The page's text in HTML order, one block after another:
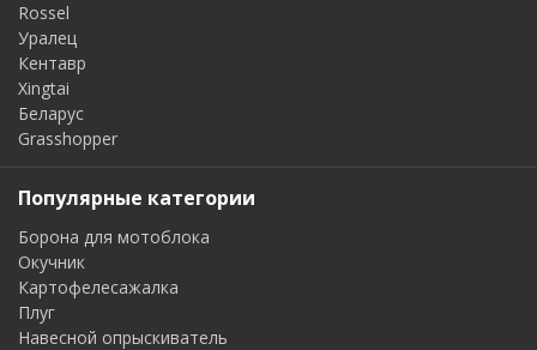
Rossel
Уралец
Кентавр
Xingtai
Беларус
Grasshopper
Популярные категории
Борона для мотоблока
Окучник
Картофелесажалка
Плуг
Навесной опрыскиватель